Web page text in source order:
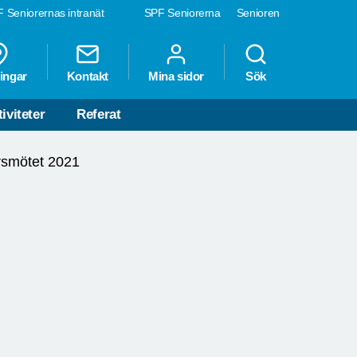
SPF Seniorerna Senioren
Seniorernas intranät
Kontakt Mina sidor Sök
Referat
2021